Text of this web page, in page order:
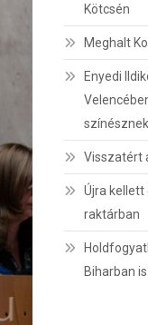
Kötcsén
Meghalt
Enyedi
Visszatért
Újra kellett
raktárban
Biharban